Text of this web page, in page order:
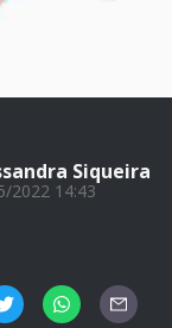
Siqueira
2022 14:43